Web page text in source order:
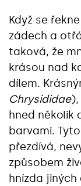
Když se
zádech a
taková, že
krásou nad
dílem.
Chrysididae),
hned několik
barvami.
přezdívá,
způsobem
hnízda